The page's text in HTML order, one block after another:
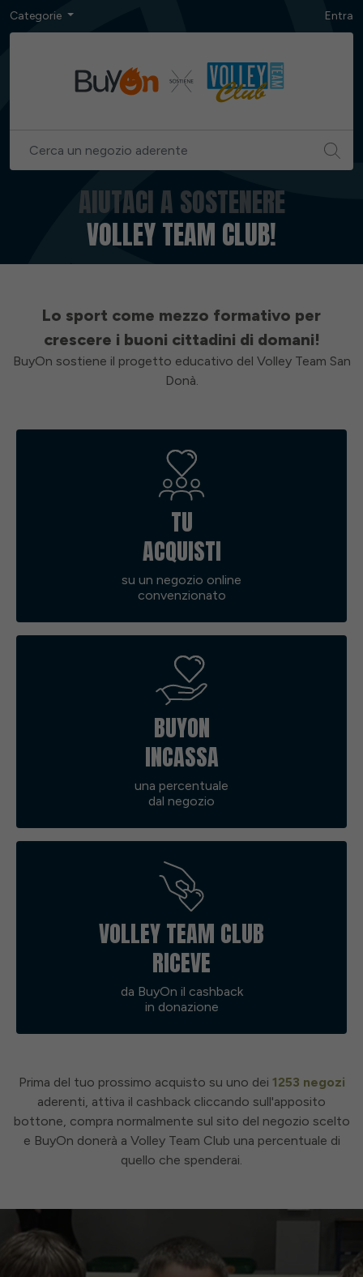
Categorie Entra
AIUTACI A SOSTENERE
VOLLEY TEAM CLUB!
Lo sport come mezzo formativo per
crescere i buoni cittadini di domani!
BuyOn sostiene il progetto educativo del Volley Team San
Donà.
TU
ACQUISTI
su un negozio online
convenzionato
BUYON
INCASSA
una percentuale
dal negozio
VOLLEY TEAM CLUB
RICEVE
da BuyOn il cashback
in donazione
Prima del tuo prossimo acquisto su uno dei 1253 negozi
aderenti, attiva il cashback cliccando sull'apposito
bottone, compra normalmente sul sito del negozio scelto
e BuyOn donerà a Volley Team Club una percentuale di
quello che spenderai.